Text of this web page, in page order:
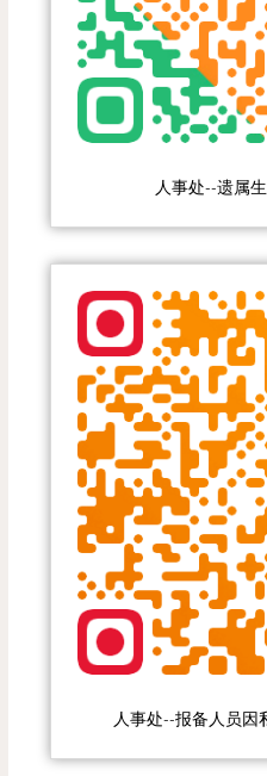
人事处--遗属
人事处--报备人员因